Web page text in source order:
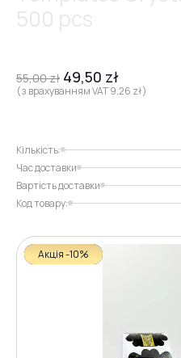
55,00zł 49,50 zł
(з врахуванням VAT9,26 zł)
Кількість:
Час доставки
Вартість доставки
Код товару:
Акція -10%